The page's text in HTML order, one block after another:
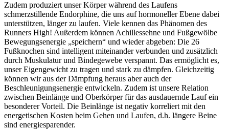
Zudem produziert unser Körper während des Laufens
schmerzstillende Endorphine, die uns auf hormoneller Ebene dabei
unterstützen, länger zu laufen. Viele kennen das Phänomen des
Runners High! Außerdem können Achillessehne und Fußgewölbe
Bewegungsenergie „speichern“ und wieder abgeben: Die 26
Fußknochen sind intelligent miteinander verbunden und zusätzlich
durch Muskulatur und Bindegewebe verspannt. Das ermöglicht es,
unser Eigengewicht zu tragen und stark zu dämpfen. Gleichzeitig
können wir aus der Dämpfung heraus aber auch der
Beschleunigungsenergie entwickeln. Zudem ist unsere Relation
zwischen Beinlänge und Oberkörper für das ausdauernde Lauf ein
besonderer Vorteil. Die Beinlänge ist negativ korreliert mit den
energetischen Kosten beim Gehen und Laufen, d.h. längere Beine
sind energiesparender.